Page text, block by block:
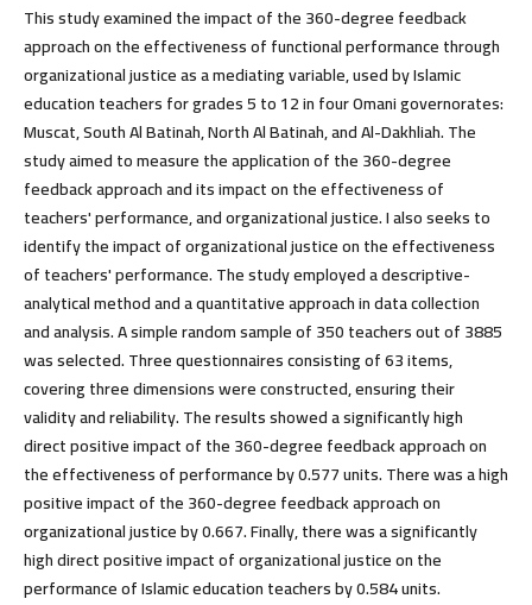
This study examined the impact of the 360-degree feedback
approach on the effectiveness of functional performance through
organizational justice as a mediating variable, used by Islamic
education teachers for grades 5 to 12 in four Omani governorates:
Muscat, South Al Batinah, North Al Batinah, and Al-Dakhliah. The
study aimed to measure the application of the 360-degree
feedback approach and its impact on the effectiveness of
teachers' performance, and organizational justice. I also seeks to
identify the impact of organizational justice on the effectiveness
of teachers' performance. The study employed a descriptive-
analytical method and a quantitative approach in data collection
and analysis. A simple random sample of 350 teachers out of 3885
was selected. Three questionnaires consisting of 63 items,
covering three dimensions were constructed, ensuring their
validity and reliability. The results showed a significantly high
direct positive impact of the 360-degree feedback approach on
the effectiveness of performance by 0.577 units. There was a high
positive impact of the 360-degree feedback approach on
organizational justice by 0.667. Finally, there was a significantly
high direct positive impact of organizational justice on the
performance of Islamic education teachers by 0.584 units.